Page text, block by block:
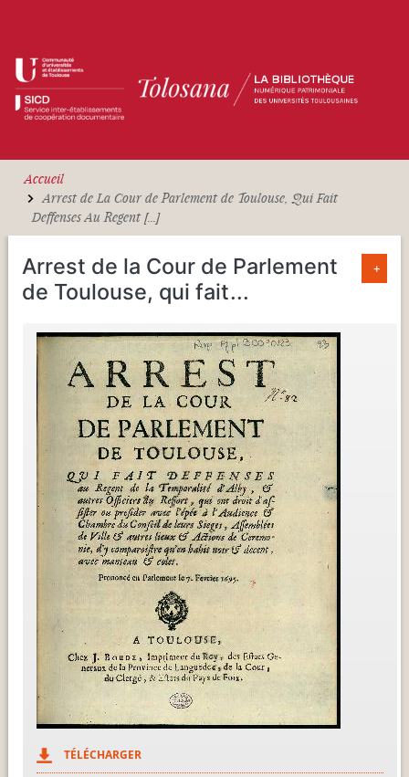
Accueil
Arrest de La Cour de Parlement de Toulouse, Qui Fait
Deffenses Au Regent [...]
Arrest de la Cour de Parlement
de Toulouse, qui fait...
+
TÉLÉCHARGER